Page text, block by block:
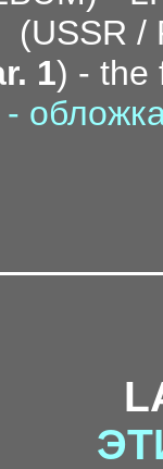
1) - the